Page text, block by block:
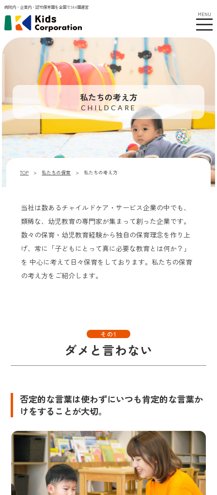
病院内・企業内・認可保育園を全国で344園運営
MENU
私たちの考え方
CHILDCARE
TOP 私たちの保育 私たちの考え方
当社は数あるチャイルドケア・サービス企業の中でも、
類稀な、幼児教育の専門家が集まって創った企業です。
数々の保育・幼児教育経験から独自の保育理念を作り上
げ、常に「子どもにとって真に必要な教育とは何か？」
を 中心に考えて日々保育をしております。私たちの保育
の考え方をご紹介します。
その1
ダメと言わない
否定的な言葉は使わずにいつも肯定的な言葉か
けをすることが大切。